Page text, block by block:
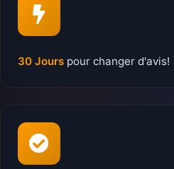
30 Jours pour changer d'avis!